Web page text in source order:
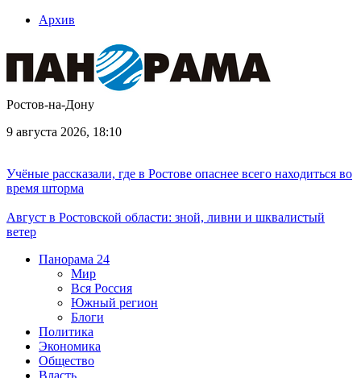
Архив
Ростов-на-Дону
9 августа 2026, 18:10
Учёные рассказали, где в Ростове опаснее всего находиться во
время шторма
Август в Ростовской области: зной, ливни и шквалистый
ветер
Панорама 24
Мир
Вся Россия
Южный регион
Блоги
Политика
Экономика
Общество
Власть